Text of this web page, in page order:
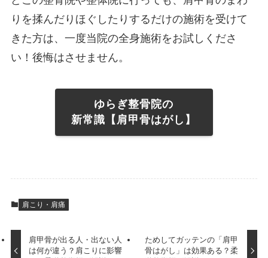
りを揉んだりほぐしたりするだけの施術を受けて
きた方は、一度当院の全身施術をお試しくださ
い！後悔はさせません。
ゆらぎ整骨院の
新常識【肩甲骨はがし】
肩こり・肩痛
肩甲骨が出る人・出ない人
は何が違う？肩こりに影響
ためしてガッテンの「肩甲
骨はがし」は効果ある？柔